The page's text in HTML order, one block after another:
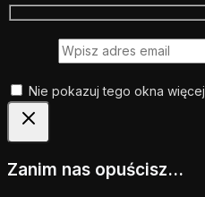
Nie pokazuj tego okna więcej
Zanim nas opuścisz...